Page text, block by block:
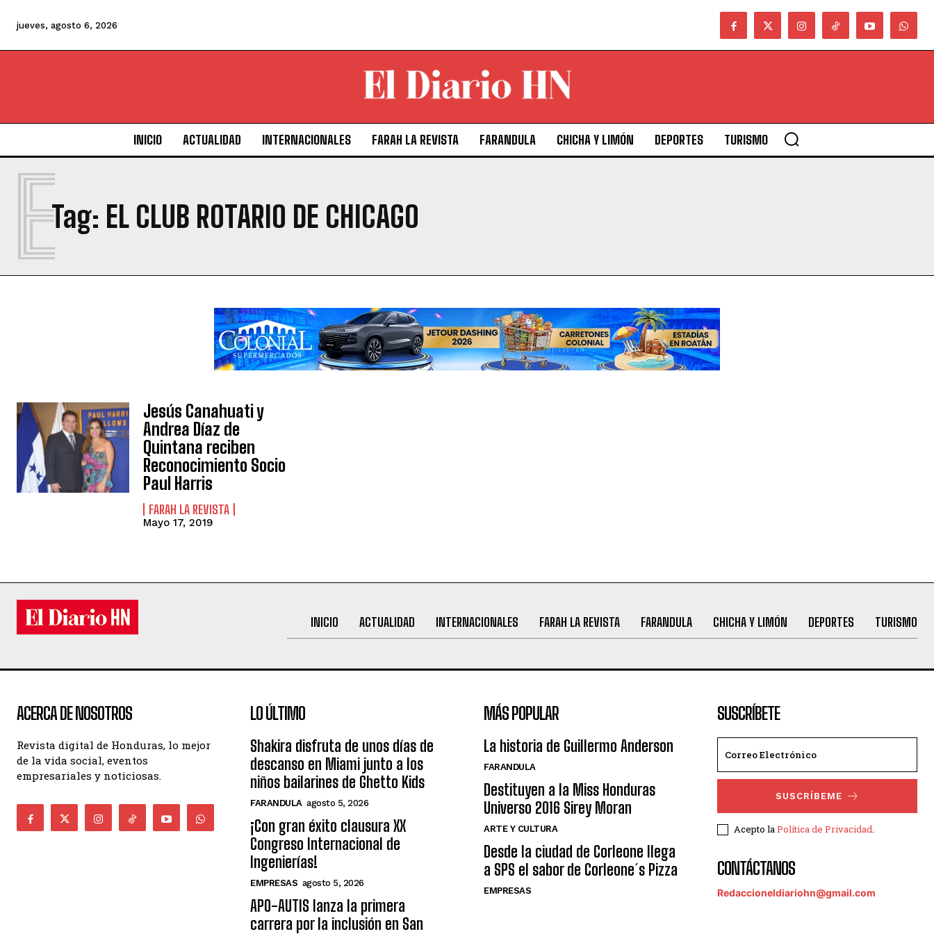
jueves, agosto 6, 2026
INICIO ACTUALIDAD INTERNACIONALES FARAH LA REVISTA FARANDULA CHICHA Y LIMÓN DEPORTES TURISMO
Tag: EL CLUB ROTARIO DE CHICAGO
E
Jesús Canahuati y
Andrea Díaz de
Quintana reciben
Reconocimiento Socio
Paul Harris
FARAH LA REVISTA
Mayo 17, 2019
INICIO ACTUALIDAD INTERNACIONALES FARAH LA REVISTA FARANDULA CHICHA Y LIMÓN DEPORTES TURISMO
ACERCA DE NOSOTROS
Revista digital de Honduras, lo mejor
de la vida social, eventos
empresariales y noticiosas.
LO ÚLTIMO
Shakira disfruta de unos días de
descanso en Miami junto a los
niños bailarines de Ghetto Kids
FARANDULA agosto 5, 2026
¡Con gran éxito clausura XX
Congreso Internacional de
Ingenierías!
EMPRESAS agosto 5, 2026
APO-AUTIS lanza la primera
carrera por la inclusión en San
MÁS POPULAR
La historia de Guillermo Anderson
FARANDULA
Destituyen a la Miss Honduras
Universo 2016 Sirey Moran
ARTE Y CULTURA
Desde la ciudad de Corleone llega
a SPS el sabor de Corleone´s Pizza
EMPRESAS
SUSCRÍBETE
SUSCRÍBEME
Acepto laPolítica de Privacidad.
CONTÁCTANOS
Redaccioneldiariohn@gmail.com